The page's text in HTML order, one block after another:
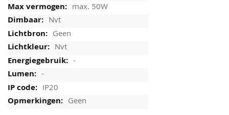
max. 50W
Nvt
Geen
Nvt
-
-
IP20
Geen